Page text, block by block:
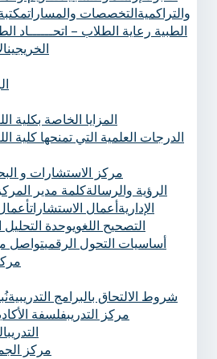
والتراكميةالتخصصات والمسارات
الطبية ‏ رعاية الطلاب – اتحــــــاد
الخريجين
المزايا الخاصة بكلية
الدرجات العلمية التي تمنحها كلية
مركز الاستشارات و
الرؤية والرسالةكلمة مدير
الإداريةأعمال الاستشارات
التصحيح اللغويوحدة التحليل
أساسيات التحول الرقميتواصل
شروط الالتحاق بالبرامج التدريبية
مركز التدريبفلسفة
التدريب
مركز